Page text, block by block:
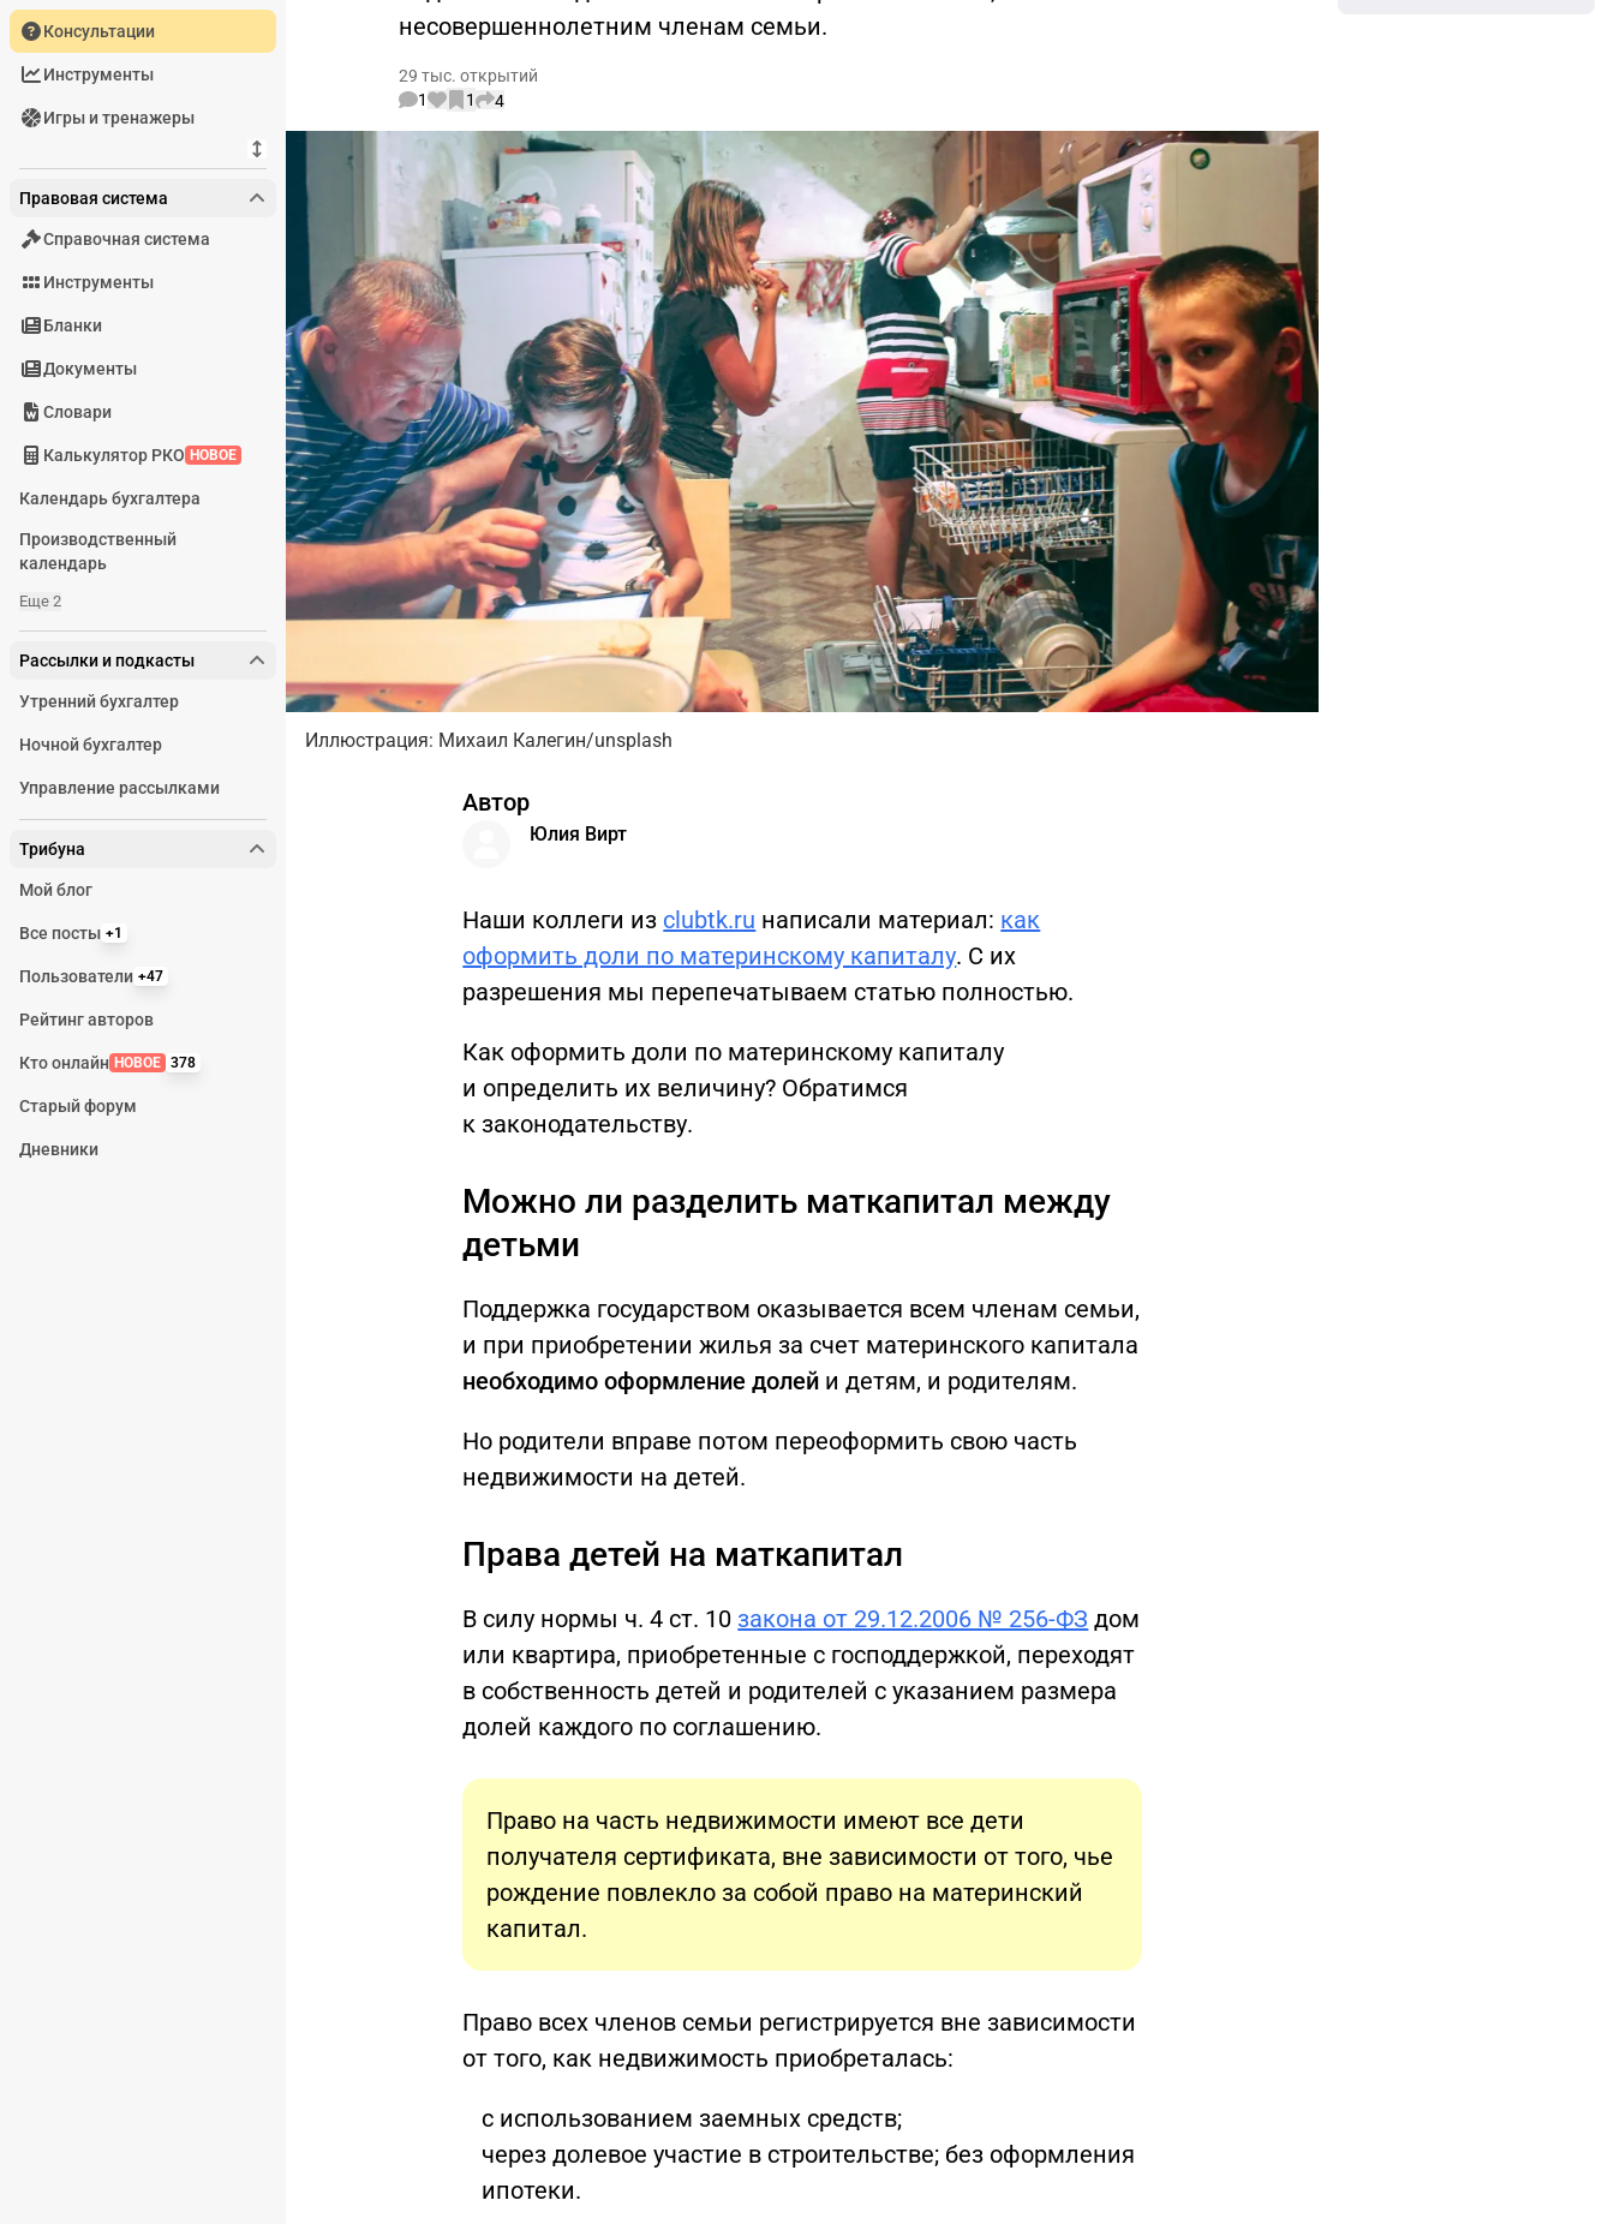
Консультации
Инструменты
Игры и тренажеры
Правовая система
Справочная система
Инструменты
Бланки
Документы
Словари
Калькулятор РКО НОВОЕ
Календарь бухгалтера
Производственный
календарь
Еще 2
Рассылки и подкасты
Утренний бухгалтер
Ночной бухгалтер
Управление рассылками
Трибуна
Мой блог
Все посты +1
Пользователи +47
Рейтинг авторов
Кто онлайн НОВОЕ 378
Старый форум
Дневники
несовершеннолетним членам семьи.
29 тыс. открытий
1
1 4
Иллюстрация: Михаил Калегин/unsplash
Автор
Юлия Вирт
Наши коллеги из clubtk.ru написали материал: как
оформить доли по материнскому капиталу. С их
разрешения мы перепечатываем статью полностью.
Как оформить доли по материнскому капиталу
и определить их величину? Обратимся
к законодательству.
Можно ли разделить маткапитал между
детьми
Поддержка государством оказывается всем членам семьи,
и при приобретении жилья за счет материнского капитала
необходимо оформление долей и детям, и родителям.
Но родители вправе потом переоформить свою часть
недвижимости на детей.
Права детей на маткапитал
В силу нормы ч. 4 ст. 10 закона от 29.12.2006 № 256-ФЗ дом
или квартира, приобретенные с господдержкой, переходят
в собственность детей и родителей с указанием размера
долей каждого по соглашению.
Право на часть недвижимости имеют все дети
получателя сертификата, вне зависимости от того, чье
рождение повлекло за собой право на материнский
капитал.
Право всех членов семьи регистрируется вне зависимости
от того, как недвижимость приобреталась:
с использованием заемных средств;
через долевое участие в строительстве; без оформления
ипотеки.